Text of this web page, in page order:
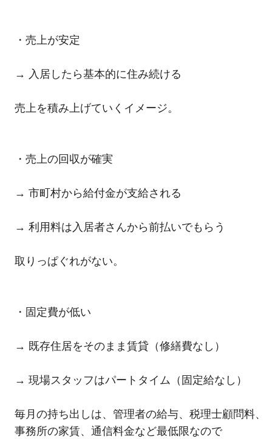
・売上が安定
→ 入居したら基本的に住み続ける
売上を積み上げていくイメージ。
・売上の回収が確実
→ 市町村から給付金が支給される
→ 利用料は入居者さんから前払いでもらう
取りっぱぐれがない。
・固定費が低い
→ 既存住居をそのまま賃貸（修繕費なし）
→ 現場スタッフはパートタイム（固定給なし）
毎月の持ち出しは、管理者の給与、税理士顧問料、
事務所の家賃、通信料金など最低限なので